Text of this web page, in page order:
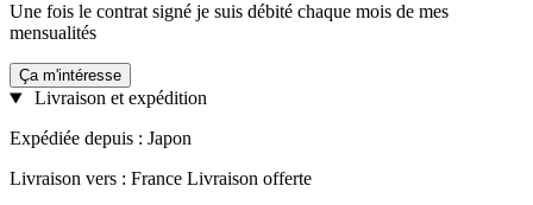
Une fois le contrat signé je suis débité chaque mois de mes
mensualités
Ça m'intéresse
Livraison et expédition
Expédiée depuis : Japon
Livraison vers : France Livraison offerte